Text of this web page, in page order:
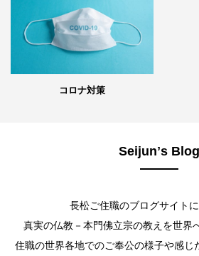
コロナ対策
Seijunʼs Blog
長松ご住職のブログサイトに
真実の仏教－本門佛立宗の教えを世界
住職の世界各地でのご奉公の様子や感じ